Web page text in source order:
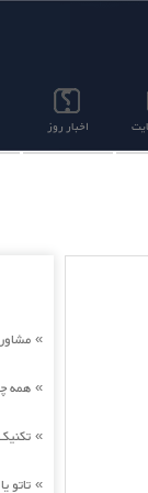
اخبار روز
»
» همه
»
» تاتو